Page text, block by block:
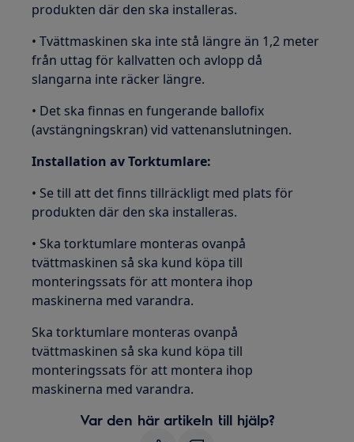
produkten där den ska installeras.
• Tvättmaskinen ska inte stå längre än 1,2 meter
från uttag för kallvatten och avlopp då
slangarna inte räcker längre.
• Det ska finnas en fungerande ballofix
(avstängningskran) vid vattenanslutningen.
Installation av Torktumlare:
• Se till att det finns tillräckligt med plats för
produkten där den ska installeras.
• Ska torktumlare monteras ovanpå
tvättmaskinen så ska kund köpa till
monteringssats för att montera ihop
maskinerna med varandra.
Ska torktumlare monteras ovanpå
tvättmaskinen så ska kund köpa till
monteringssats för att montera ihop
maskinerna med varandra.
Var den här artikeln till hjälp?